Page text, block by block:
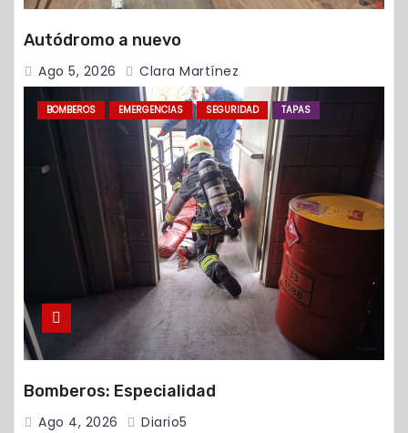
Autódromo a nuevo
Ago 5, 2026 Clara Martínez
BOMBEROS EMERGENCIAS SEGURIDAD TAPAS
Bomberos: Especialidad
Ago 4, 2026 Diario5